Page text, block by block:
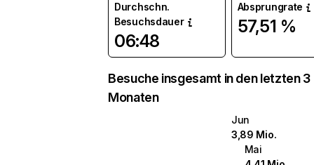
Durchschn.
Besuchsdauer
06:48
Absprungrate
57,51 %
Besuche insgesamt in den letzten 3
Monaten
Jun
3,89 Mio.
Mai